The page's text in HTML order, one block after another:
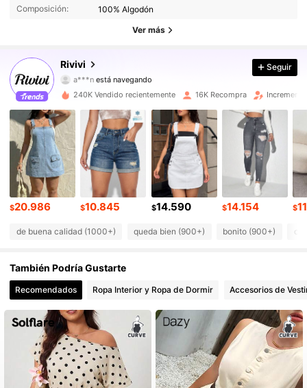
Composición:
100% Algodón
Ver más
Rivivi
26K Seguidores
4,78 26K Seguidores
4,78 26K Seguidores
4,78 26K Seguidores
26K Seguidores
4,78 26K Seguidores
26K Seguidores
4,78 26K Seguidores
Seguir
240K Vendido recientemente 16K Recompra
$20.986 $10.845 $14.590 $14.154 $
de buena calidad (1000+) queda bien (900+) bonito (900+)
También Podría Gustarte
Recomendados Ropa Interior y Ropa de Dormir Accesorios de